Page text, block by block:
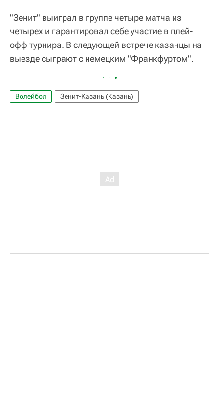
"Зенит" выиграл в группе четыре матча из
четырех и гарантировал себе участие в плей-
офф турнира. В следующей встрече казанцы на
выезде сыграют с немецким "Франкфуртом".
Волейбол Зенит-Казань (Казань)